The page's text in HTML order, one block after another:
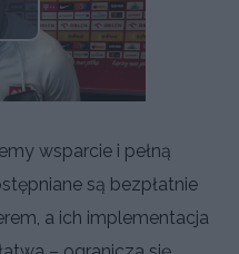
wsparcie i pełną
są bezpłatnie
a ich implementacja